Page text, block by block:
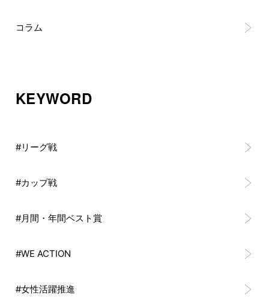
コラム
KEYWORD
#リーグ戦
#カップ戦
#月間・年間ベスト賞
#WE ACTION
#女性活躍推進